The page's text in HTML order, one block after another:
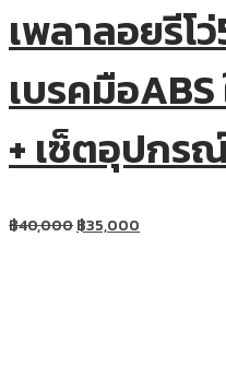
เพลาลอยรีโ
เบรคมือ
+ เซ็ตอุปกร
฿40,000฿35,000